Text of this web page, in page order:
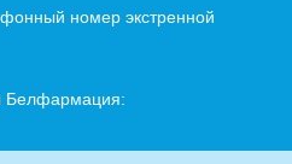
номер экстренной
Белфармация: